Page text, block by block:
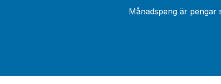
Månadspeng är pengar